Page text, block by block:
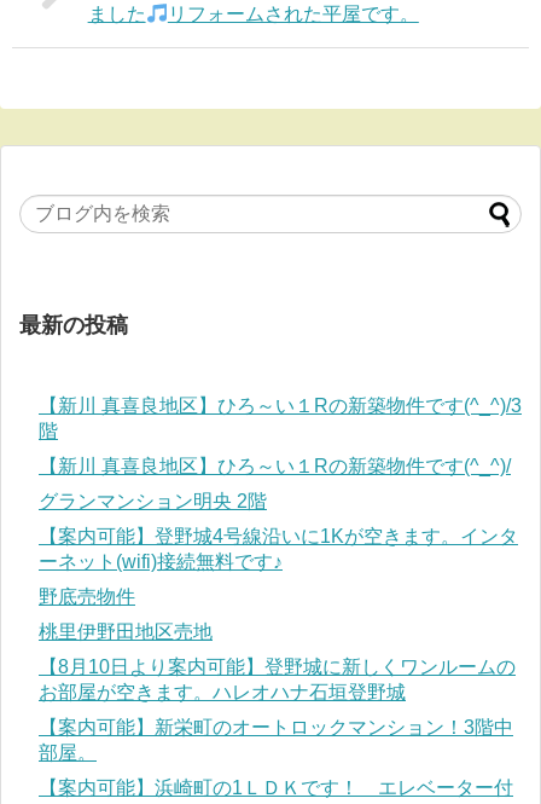
ました
リフォームされた平屋です。
最新の投稿
【新川 真喜良地区】ひろ～い１Rの新築物件です(^_^)/3
階
【新川 真喜良地区】ひろ～い１Rの新築物件です(^_^)/
グランマンション明央 2階
【案内可能】登野城4号線沿いに1Kが空きます。インタ
ーネット(wifi)接続無料です♪
野底売物件
桃里伊野田地区売地
【8月10日より案内可能】登野城に新しくワンルームの
お部屋が空きます。ハレオハナ石垣登野城
【案内可能】新栄町のオートロックマンション！3階中
部屋。
【案内可能】浜崎町の1ＬＤＫです！ エレベーター付